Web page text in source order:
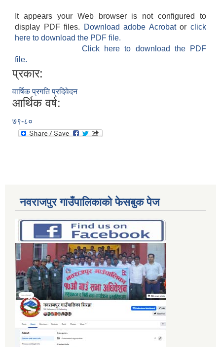
It appears your Web browser is not configured to
display PDF files.
Download adobe Acrobatorclick
here to download the PDF file.
Click here to download the PDF
file.
प्रकार:
वार्षिक प्रगति प्रदिवेदन
आर्थिक वर्ष:
७९-८०
नवराजपुर गाउँपालिकाको फेसबुक पेज